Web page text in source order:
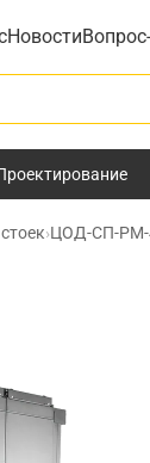
Новости
›ЦОД-СП-РМ-